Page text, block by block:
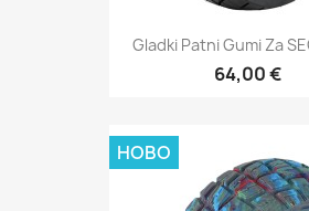
Gladki Patni Gumi Za
64,00 €
НОВО